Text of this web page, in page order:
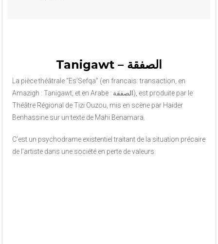
Tanigawt – الصفقة
La pièce théâtrale “Es’Sefqa” (en francais: transaction, en
Amazigh : Tanigawt, et en Arabe : الصفقة), est produite par le
Théâtre Régional de Tizi Ouzou, mis en scène par Haider
Benhassine sur un texte de Mahi Benamara.
C’est un psychodrame existentiel traitant de la situation précaire
de l’artiste dans une société en perte de valeurs.